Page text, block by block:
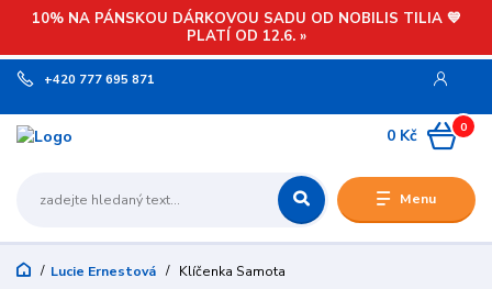
10% NA PÁNSKOU DÁRKOVOU SADU OD NOBILIS TILIA 💙
PLATÍ OD 12.6. »
Menu
+420 777 695 871
0
0 Kč
Lucie Ernestová Klíčenka Samota